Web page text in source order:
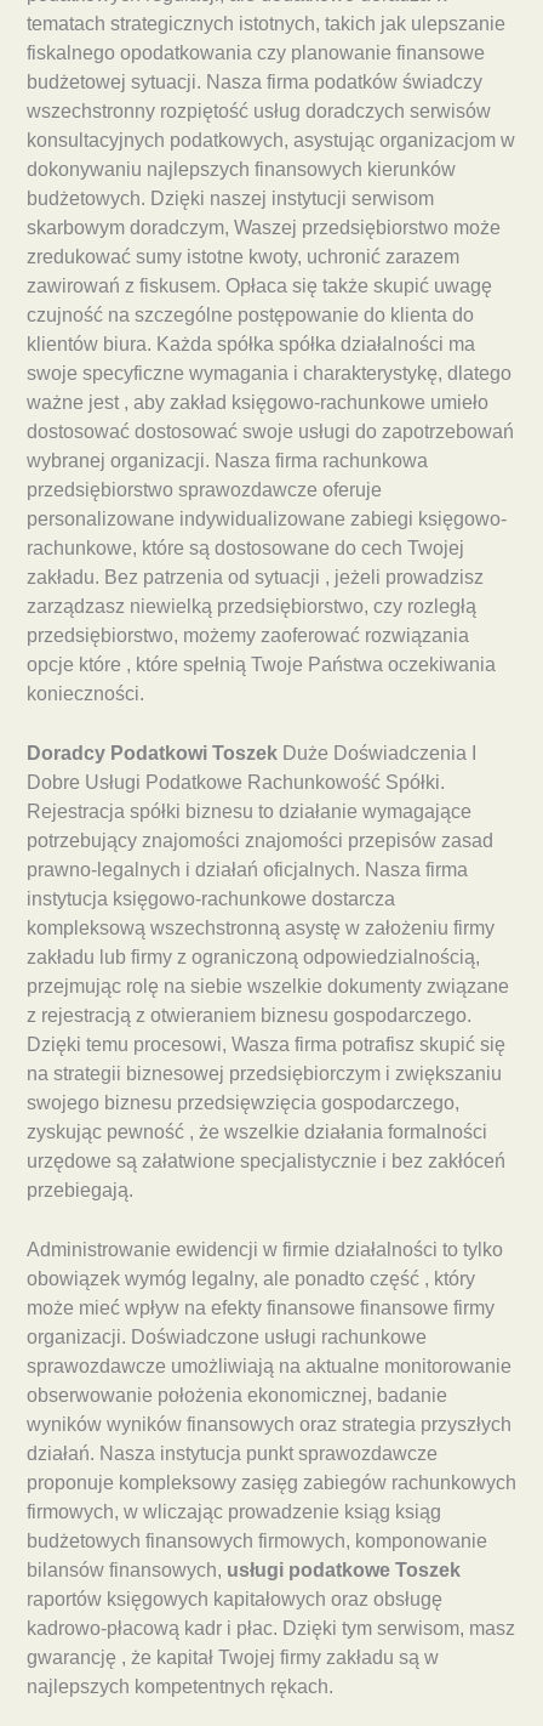
tematach strategicznych istotnych, takich jak ulepszanie
fiskalnego opodatkowania czy planowanie finansowe
budżetowej sytuacji. Nasza firma podatków świadczy
wszechstronny rozpiętość usług doradczych serwisów
konsultacyjnych podatkowych, asystując organizacjom w
dokonywaniu najlepszych finansowych kierunków
budżetowych. Dzięki naszej instytucji serwisom
skarbowym doradczym, Waszej przedsiębiorstwo może
zredukować sumy istotne kwoty, uchronić zarazem
zawirowań z fiskusem. Opłaca się także skupić uwagę
czujność na szczególne postępowanie do klienta do
klientów biura. Każda spółka spółka działalności ma
swoje specyficzne wymagania i charakterystykę, dlatego
ważne jest , aby zakład księgowo-rachunkowe umieło
dostosować dostosować swoje usługi do zapotrzebowań
wybranej organizacji. Nasza firma rachunkowa
przedsiębiorstwo sprawozdawcze oferuje
personalizowane indywidualizowane zabiegi księgowo-
rachunkowe, które są dostosowane do cech Twojej
zakładu. Bez patrzenia od sytuacji , jeżeli prowadzisz
zarządzasz niewielką przedsiębiorstwo, czy rozległą
przedsiębiorstwo, możemy zaoferować rozwiązania
opcje które , które spełnią Twoje Państwa oczekiwania
konieczności.
Doradcy Podatkowi Toszek Duże Doświadczenia I
Dobre Usługi Podatkowe Rachunkowość Spółki.
Rejestracja spółki biznesu to działanie wymagające
potrzebujący znajomości znajomości przepisów zasad
prawno-legalnych i działań oficjalnych. Nasza firma
instytucja księgowo-rachunkowe dostarcza
kompleksową wszechstronną asystę w założeniu firmy
zakładu lub firmy z ograniczoną odpowiedzialnością,
przejmując rolę na siebie wszelkie dokumenty związane
z rejestracją z otwieraniem biznesu gospodarczego.
Dzięki temu procesowi, Wasza firma potrafisz skupić się
na strategii biznesowej przedsiębiorczym i zwiększaniu
swojego biznesu przedsięwzięcia gospodarczego,
zyskując pewność , że wszelkie działania formalności
urzędowe są załatwione specjalistycznie i bez zakłóceń
przebiegają.
Administrowanie ewidencji w firmie działalności to tylko
obowiązek wymóg legalny, ale ponadto część , który
może mieć wpływ na efekty finansowe finansowe firmy
organizacji. Doświadczone usługi rachunkowe
sprawozdawcze umożliwiają na aktualne monitorowanie
obserwowanie położenia ekonomicznej, badanie
wyników wyników finansowych oraz strategia przyszłych
działań. Nasza instytucja punkt sprawozdawcze
proponuje kompleksowy zasięg zabiegów rachunkowych
firmowych, w wliczając prowadzenie ksiąg ksiąg
budżetowych finansowych firmowych, komponowanie
bilansów finansowych, usługi podatkowe Toszek
raportów księgowych kapitałowych oraz obsługę
kadrowo-płacową kadr i płac. Dzięki tym serwisom, masz
gwarancję , że kapitał Twojej firmy zakładu są w
najlepszych kompetentnych rękach.